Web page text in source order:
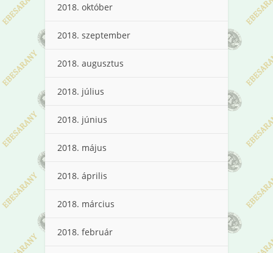
2018. október
2018. szeptember
2018. augusztus
2018. július
2018. június
2018. május
2018. április
2018. március
2018. február